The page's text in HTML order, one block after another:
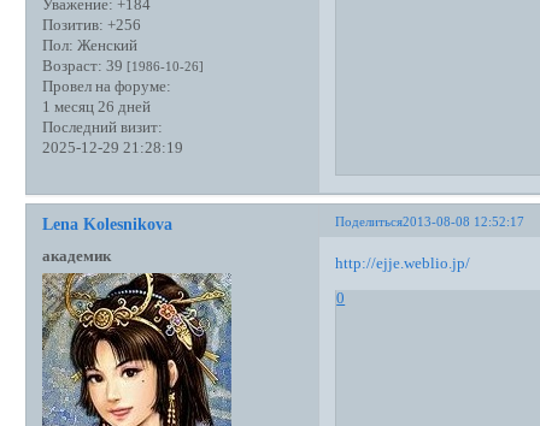
Уважение: +184
Позитив: +256
Пол: Женский
Возраст: 39 [1986-10-26]
Провел на форуме:
1 месяц 26 дней
Последний визит:
2025-12-29 21:28:19
Поделиться2013-08-08 12:52:17
Lena Kolesnikova
академик http://ejje.weblio.jp/
0